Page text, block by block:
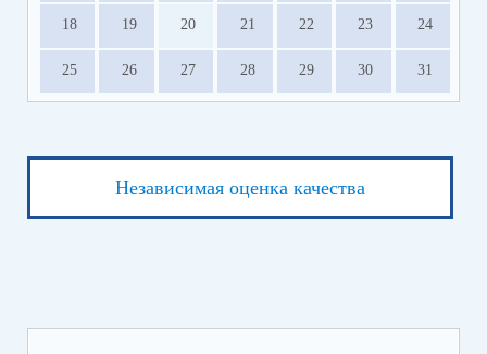
18 19 20 21 22 23 24
25 26 27 28 29 30 31
Независимая оценка качества